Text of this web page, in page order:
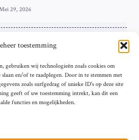
toestemming
gebruiken wij technologieën zoals cookies om
en/of te raadplegen. Door in te stemmen met
zoals surfgedrag of unieke ID's op deze site
geeft of uw toestemming intrekt, kan dit een
functies en mogelijkheden.
29, 2026
Inflatie bij de ‘Grote Vier’
de Eurozone
29, 2026